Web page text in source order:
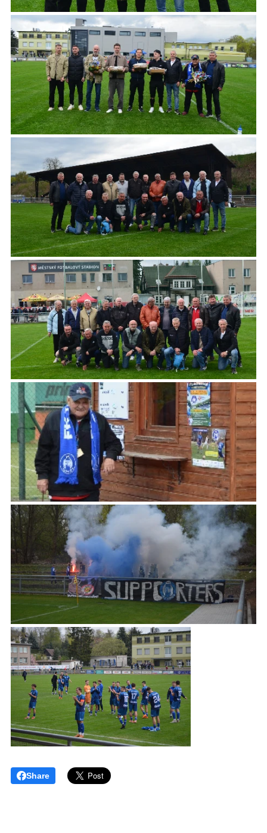
Share